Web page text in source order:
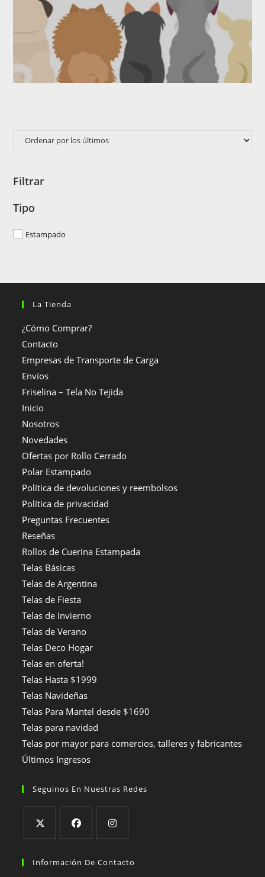
Filtrar
Tipo
Estampado
La Tienda
¿Cómo Comprar?
Contacto
Empresas de Transporte de Carga
Envíos
Friselina – Tela No Tejida
Inicio
Nosotros
Novedades
Ofertas por Rollo Cerrado
Polar Estampado
Política de devoluciones y reembolsos
Política de privacidad
Preguntas Frecuentes
Reseñas
Rollos de Cuerina Estampada
Telas Básicas
Telas de Argentina
Telas de Fiesta
Telas de Invierno
Telas de Verano
Telas Deco Hogar
Telas en oferta!
Telas Hasta $1999
Telas Navideñas
Telas Para Mantel desde $1690
Telas para navidad
Telas por mayor para comercios, talleres y fabricantes
Últimos Ingresos
Seguinos En Nuestras Redes
abre
abre
abre
Información De Contacto